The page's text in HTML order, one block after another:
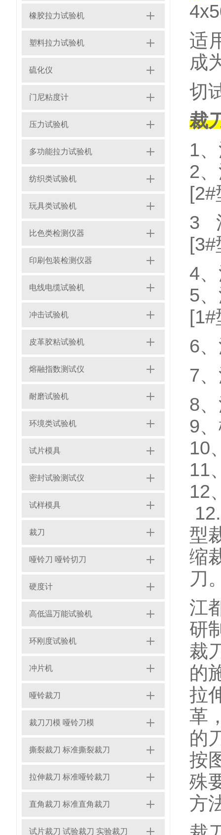
橡胶拉力试验机
塑料拉力试验机
硫化仪
门尼粘度计
压力试验机
多功能拉力试验机
纺织类试验机
玩具类试验机
比色类检测仪器
印刷包装检测仪器
电线电缆试验机
冲击试验机
皮革胶粘试验机
熔融指数测试仪
耐磨试验机
环境类试验机
试片模具
密封试验测试仪
试样模具
裁刀
哑铃刀 哑铃切刀
硬度计
高低温万能试验机
环刚度试验机
冲片机
哑铃裁刀
裁刀刀模 哑铃刀模
撕裂裁刀 标准撕裂裁刀
拉伸裁刀 标准哑铃裁刀
直角裁刀 标准直角裁刀
试片裁刀 试验裁刀 实验裁刀
适
成
切
裁
1
2
3
4
5
6
7
8
9
10
11
12
型
缩
刀
江
研
裁
的
拉
革
的
按
殊
方